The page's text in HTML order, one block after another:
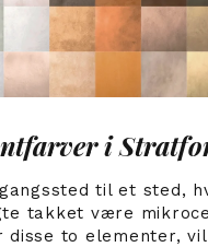
i
til et sted,
takket være
disse to elementer,